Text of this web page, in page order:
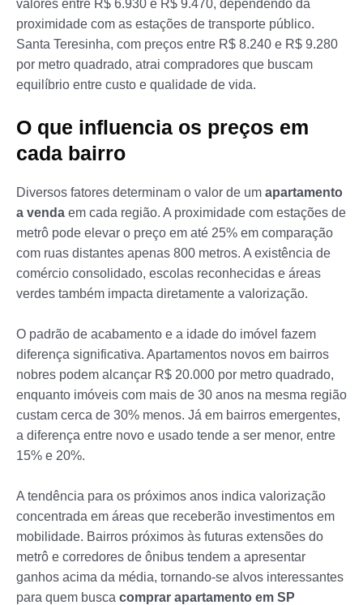
valores entre R$ 6.930 e R$ 9.470, dependendo da
proximidade com as estações de transporte público.
Santa Teresinha, com preços entre R$ 8.240 e R$ 9.280
por metro quadrado, atrai compradores que buscam
equilíbrio entre custo e qualidade de vida.
O que influencia os preços em
cada bairro
Diversos fatores determinam o valor de um apartamento
a venda em cada região. A proximidade com estações de
metrô pode elevar o preço em até 25% em comparação
com ruas distantes apenas 800 metros. A existência de
comércio consolidado, escolas reconhecidas e áreas
verdes também impacta diretamente a valorização.
O padrão de acabamento e a idade do imóvel fazem
diferença significativa. Apartamentos novos em bairros
nobres podem alcançar R$ 20.000 por metro quadrado,
enquanto imóveis com mais de 30 anos na mesma região
custam cerca de 30% menos. Já em bairros emergentes,
a diferença entre novo e usado tende a ser menor, entre
15% e 20%.
A tendência para os próximos anos indica valorização
concentrada em áreas que receberão investimentos em
mobilidade. Bairros próximos às futuras extensões do
metrô e corredores de ônibus tendem a apresentar
ganhos acima da média, tornando-se alvos interessantes
para quem busca comprar apartamento em SP